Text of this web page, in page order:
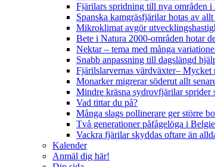
Fjärilars spridning till nya områden i
Spanska kamgräsfjärilar hotas av
Mikroklimat avgör
Bete i Natura 2000-områden hotar
Nektar – tema med många
Snabb anpassning till dagslängd
Fjärilslarvernas värdväxter– Mycket
Monarker migrerar söderut allt
Mindre kräsna sydrovfjärilar sprider
Vad tittar du på?
Många slags pollinerare ger större
Två generationer påfågelöga i
Vackra fjärilar skyddas oftare än
Kalender
Anmäl dig här!